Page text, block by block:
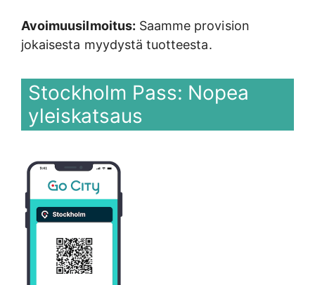
Avoimuusilmoitus: Saamme provision
jokaisesta myydystä tuotteesta.
Stockholm Pass: Nopea
yleiskatsaus